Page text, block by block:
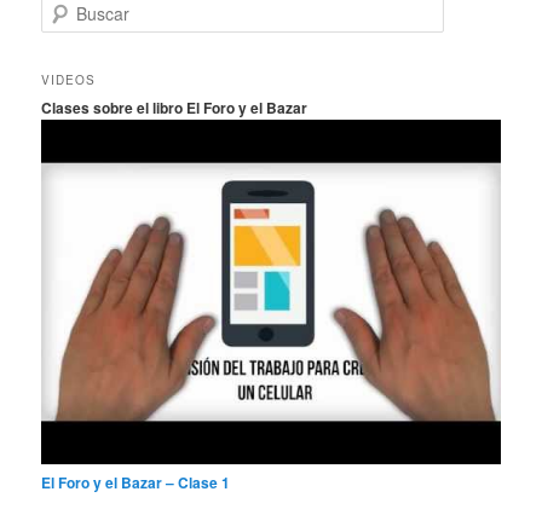
u
c
r
VIDEOS
Clases sobre el libro El Foro y el Bazar
El Foro y el Bazar – Clase 1